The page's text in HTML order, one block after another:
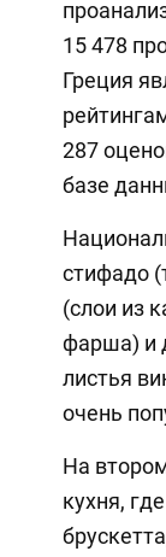
15 478
Греция
287
базе
стифадо
(слои из
фарша) и
листья
очень
На
кухня,